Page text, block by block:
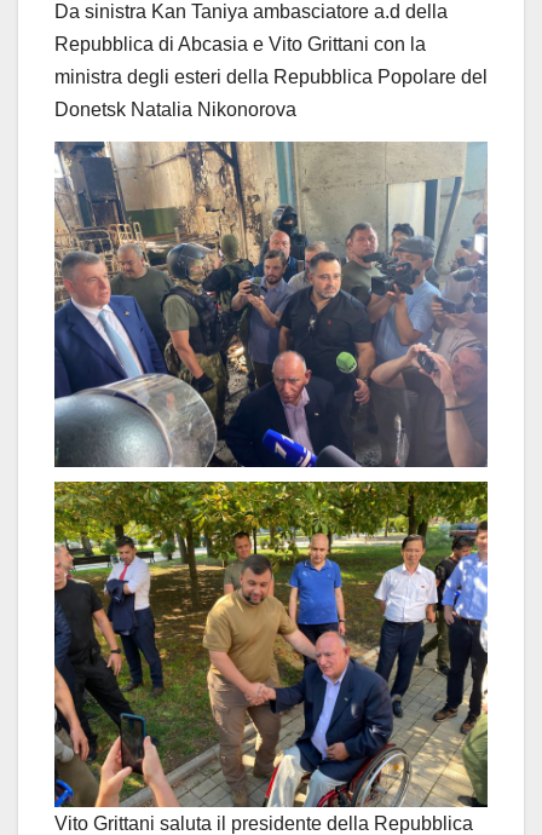
Da sinistra Kan Taniya ambasciatore a.d della
Repubblica di Abcasia e Vito Grittani con la
ministra degli esteri della Repubblica Popolare del
Donetsk Natalia Nikonorova
Vito Grittani saluta il presidente della Repubblica